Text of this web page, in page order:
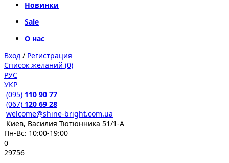
Новинки
Sale
О нас
Вход / Регистрация
Список желаний (0)
РУС
УКР
(095) 110 90 77
(067) 120 69 28
welcome@shine-bright.com.ua
Киев, Василия Тютюнника 51/1-А
Пн-Вс: 10:00-19:00
0
29756